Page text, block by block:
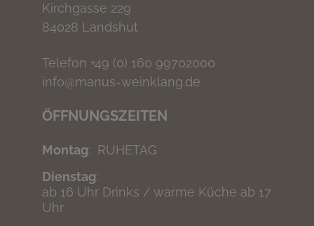
Kirchgasse 229
84028 Landshut
Telefon +49 (0) 160 99702000
info@manus-weinklang.de
ÖFFNUNGSZEITEN
Montag: RUHETAG
Dienstag:
ab 16 Uhr Drinks / warme Küche ab 17
Uhr